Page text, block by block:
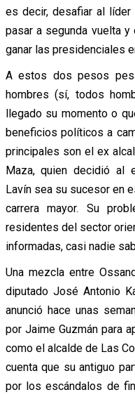
es decir, desafiar al líder
pasar a segunda vuelta
ganar las presidenciales
A estos dos pesos
hombres (sí, todos
llegado su momento o
beneficios políticos a
principales son el ex
Maza, quien decidió al
Lavín sea su sucesor en
carrera mayor. Su
residentes del sector
informadas, casi nadie
Una mezcla entre
diputado José Antonio
anunció hace unas
por Jaime Guzmán para
como el alcalde de Las
cuenta que su antiguo
por los escándalos de